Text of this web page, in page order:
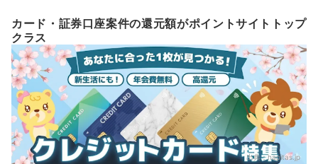
カード・証券口座案件の還元額がポイントサイトトップ
クラス
出典：hapitas.jp